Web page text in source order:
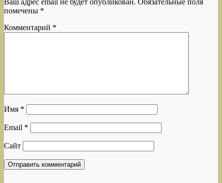
помечены *
Комментарий *
Имя *
Email *
Сайт